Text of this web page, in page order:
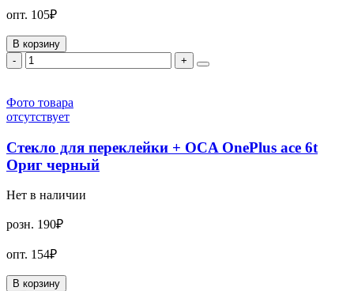
опт. 105₽
В корзину
-
+
Фото товара
отсутствует
Стекло для переклейки + OCA OnePlus ace 6t
Ориг черный
Нет в наличии
розн. 190₽
опт. 154₽
В корзину